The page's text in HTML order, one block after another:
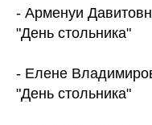
- Арменуи
"День стольника"
- Елене
"День стольника"